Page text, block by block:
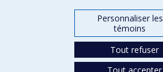
Nos départements et écolesPersonnaliser les
témoins
Tout refuser